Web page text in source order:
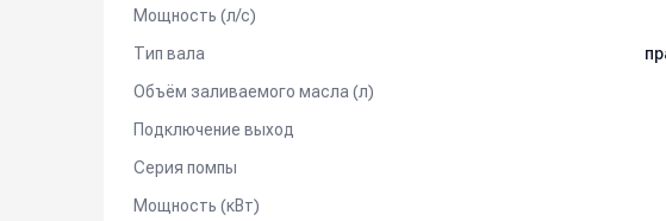
Мощность (л/с)
Тип вала
Объём заливаемого масла (л)
Подключение выход
Серия помпы
Мощность (кВт)